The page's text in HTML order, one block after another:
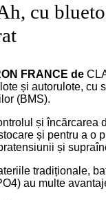
cu
FRANCE de
și autorulote, cu
(BMS).
și încărcarea
și pentru a o
și
tradiționale,
au multe